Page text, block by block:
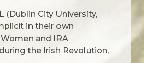
(Dublin City University,
in their own
and IRA
the Irish Revolution,